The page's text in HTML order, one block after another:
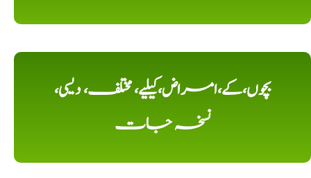
بچوں،کے،امراض،کیلیے، مختلف، دیسی،
نسخہ جات